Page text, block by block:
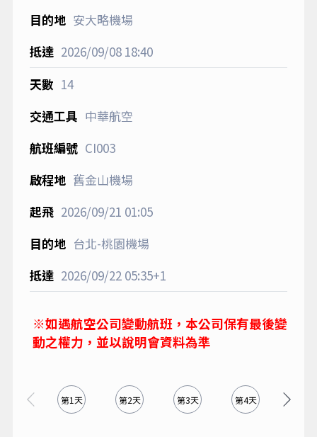
安大略機場
2026/09/0818:40
14
中華航空
CI003
舊金山機場
2026/09/21 01:05
台北-桃園機場
2026/09/2205:35+1
※如遇航空公司變動航班，本公司保有最後變
動之權力，並以說明會資料為準
第1天 第2天 第3天 第4天